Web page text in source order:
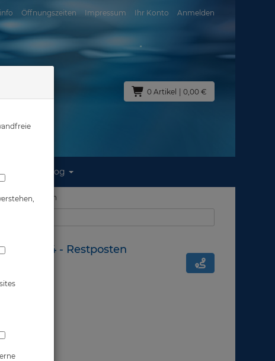
Öffnungszeiten Impressum Ihr Konto Anmelden
0 Artikel | 0,00 €
Blog
- Restposten
TR-04 - Restposten